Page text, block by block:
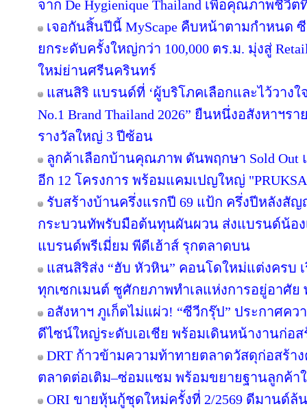
จาก De Hygienique Thailand เพื่อคุณภาพชี
เจอกันสิ้นปีนี้ MyScape คืบหน้าตามกำหนด
ยกระดับครั้งใหญ่กว่า 100,000 ตร.ม. มุ่งสู่
ใหม่ย่านศรีนครินทร์
แสนสิริ แบรนด์ที่ ‘ผู้บริโภคเลือกและไว้วางใ
No.1 Brand Thailand 2026” ยืนหนึ่งอสังหาฯร
รางวัลใหญ่ 3 ปีซ้อน
ลูกค้าเลือกบ้านคุณภาพ ดันพฤกษา Sold Out
อีก 12 โครงการ พร้อมแคมเปญใหญ่ "PRUKSA
รับสร้างบ้านครึ่งแรกปี 69 แป้ก ครึ่งปีหลัง
กระบวนทัพรับมือต้นทุนผันผวน ส่งแบรนด์น้อง
แบรนด์พรีเมี่ยม พีดีเฮ้าส์ รุกตลาดบน
แสนสิริส่ง “ฮับ หัวหิน” คอนโดใหม่แต่งครบ
ทุกเซกเมนต์ ชูศักยภาพทำเลแห่งการอยู่อาศั
อสังหาฯ ภูเก็ตไม่แผ่ว! “ซีวีกรุ๊ป” ประกาศคว
ดีไซน์ใหญ่ระดับเอเชีย พร้อมเดินหน้างานก่อส
DRT ก้าวข้ามความท้าทายตลาดวัสดุก่อสร้า
ตลาดต่อเติม–ซ่อมแซม พร้อมขยายฐานลูกค้
ORI ขายหุ้นกู้ชุดใหม่ครั้งที่ 2/2569 ดีมานด์ล้